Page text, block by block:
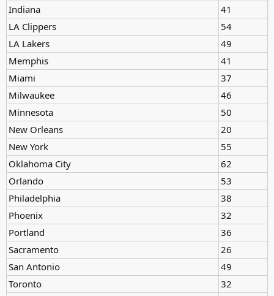
Indiana
41
LA Clippers
54
LA Lakers
49
Memphis
41
Miami
37
Milwaukee
46
Minnesota
50
New Orleans
20
New York
55
Oklahoma City
62
Orlando
53
Philadelphia
38
Phoenix
32
Portland
36
Sacramento
26
San Antonio
49
Toronto
32